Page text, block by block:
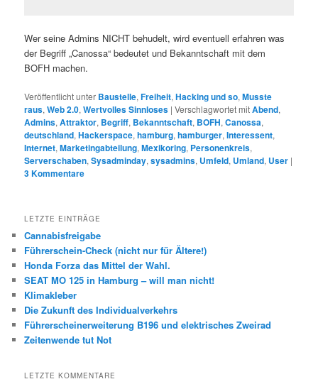
Wer seine Admins NICHT behudelt, wird eventuell erfahren was
der Begriff „Canossa“ bedeutet und Bekanntschaft mit dem
BOFH machen.
Veröffentlicht unter Baustelle,Freiheit,Hacking und so,Musste
raus,Web 2.0,Wertvolles Sinnloses |Verschlagwortet mitAbend,
Admins,Attraktor, Begriff, Bekanntschaft, BOFH,Canossa,
deutschland,Hackerspace,hamburg,hamburger,Interessent,
Internet,Marketingabteilung,Mexikoring, Personenkreis,
Serverschaben,Sysadminday,sysadmins, Umfeld, Umland, User |
3Kommentare
LETZTE EINTRÄGE
Cannabisfreigabe
Führerschein-Check (nicht nur für Ältere!)
Honda Forza das Mittel der Wahl.
SEAT MO 125 in Hamburg – will man nicht!
Klimakleber
Die Zukunft des Individualverkehrs
Führerscheinerweiterung B196 und elektrisches Zweirad
Zeitenwende tut Not
LETZTE KOMMENTARE